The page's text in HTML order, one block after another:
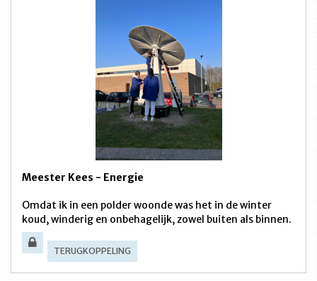
Meester Kees - Energie
Omdat ik in een polder woonde was het in de winter
koud, winderig en onbehagelijk, zowel buiten als binnen.
TERUGKOPPELING